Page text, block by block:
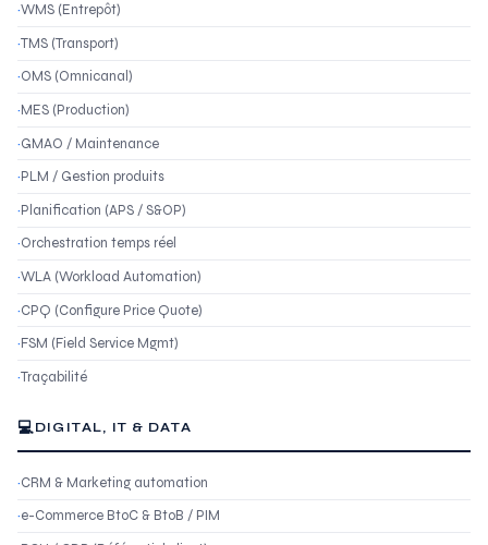
WMS (Entrepôt)
TMS (Transport)
OMS (Omnicanal)
MES (Production)
GMAO / Maintenance
PLM / Gestion produits
Planification (APS / S&OP)
Orchestration temps réel
WLA (Workload Automation)
CPQ (Configure Price Quote)
FSM (Field Service Mgmt)
Traçabilité
💻DIGITAL, IT & DATA
CRM & Marketing automation
e-Commerce BtoC & BtoB / PIM